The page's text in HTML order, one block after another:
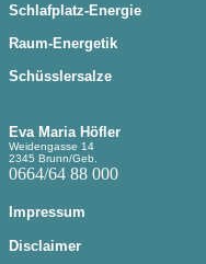
Schlafplatz-Energie
Raum-Energetik
Schüsslersalze
Eva Maria Höfler
Weidengasse 14
2345 Brunn/Geb.
0664/64 88 000
Impressum
Disclaimer